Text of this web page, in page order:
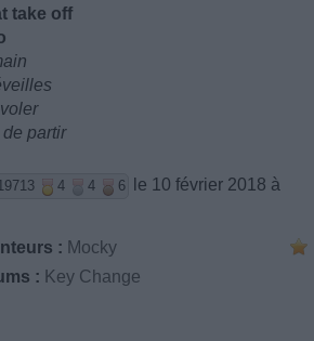
take off
partir
4 4 6
le 10 février 2018 à
: Mocky
: Key Change